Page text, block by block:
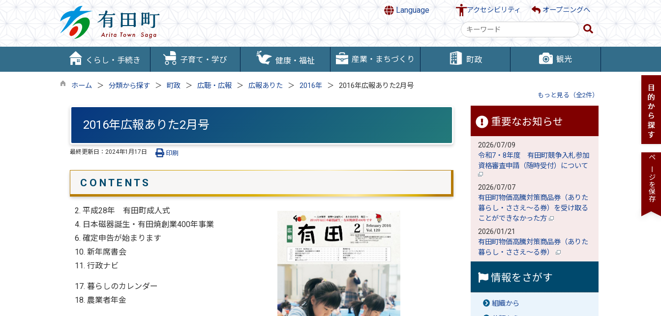
Language アクセシビリティ オープニングへ
検
索
キ
ー
くらし・手続き 子育て・学び 健康・福祉 産業・まちづくり 町政 観光
ホーム 分類から探す 町政 広聴・広報 広報ありた 2016年 2016年広報ありた2月号
もっと見る（全2件）
2016年広報ありた2月号
最終更新日： 2024年1月17日 印刷
C O N T E N T S
2. 平成28年 有田町成人式
4. 日本磁器誕生・有田焼創業400年事業
6. 確定申告が始まります
10. 新年席書会
11. 行政ナビ
17. 暮らしのカレンダー
18. 農業者年金
重要なお知らせ
2026/07/09
令和7・8年度 有田町競争入札参加
資格審査申請（随時受付）について
2026/07/07
有田町物価高騰対策商品券（ありた
暮らし・ささえ～る券）を受け取る
ことができなかった方
2026/01/21
有田町物価高騰対策商品券（ありた
暮らし・ささえ～る券）
情報をさがす
組織から
ページを保存